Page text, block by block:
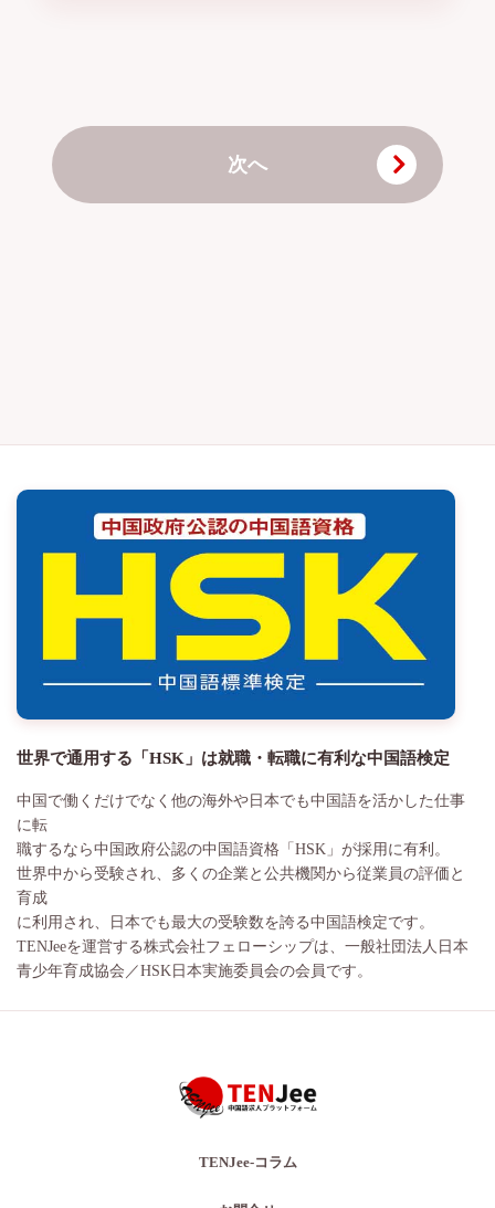
次へ
世界で通用する「HSK」は就職・転職に有利な中国語検定
中国で働くだけでなく他の海外や日本でも中国語を活かした仕事
に転
職するなら中国政府公認の中国語資格「HSK」が採用に有利。
世界中から受験され、多くの企業と公共機関から従業員の評価と
育成
に利用され、日本でも最大の受験数を誇る中国語検定です。
TENJeeを運営する株式会社フェローシップは、一般社団法人日本
青少年育成協会／HSK日本実施委員会の会員です。
TENJee-コラム